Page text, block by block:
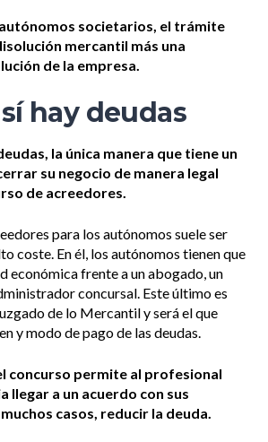
autónomos societarios, el trámite
mercantil más una
de la empresa.
hay deudas
la única manera que tiene un
su negocio de manera legal
de acreedores.
para los autónomos suele ser
coste. En él, los autónomos tienen que
económica frente a un abogado, un
concursal. Este último es
de lo Mercantil y será el que
y modo de pago de las deudas.
concurso permite al profesional
llegar a un acuerdo con sus
casos, reducir la deuda.